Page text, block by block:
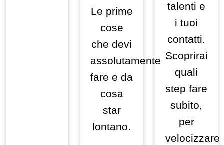
Le prime
cose
che devi
assolutamente
fare e da
cosa
star
lontano.
talenti e
i tuoi
contatti.
Scoprirai
quali
step fare
subito,
per
velocizzare